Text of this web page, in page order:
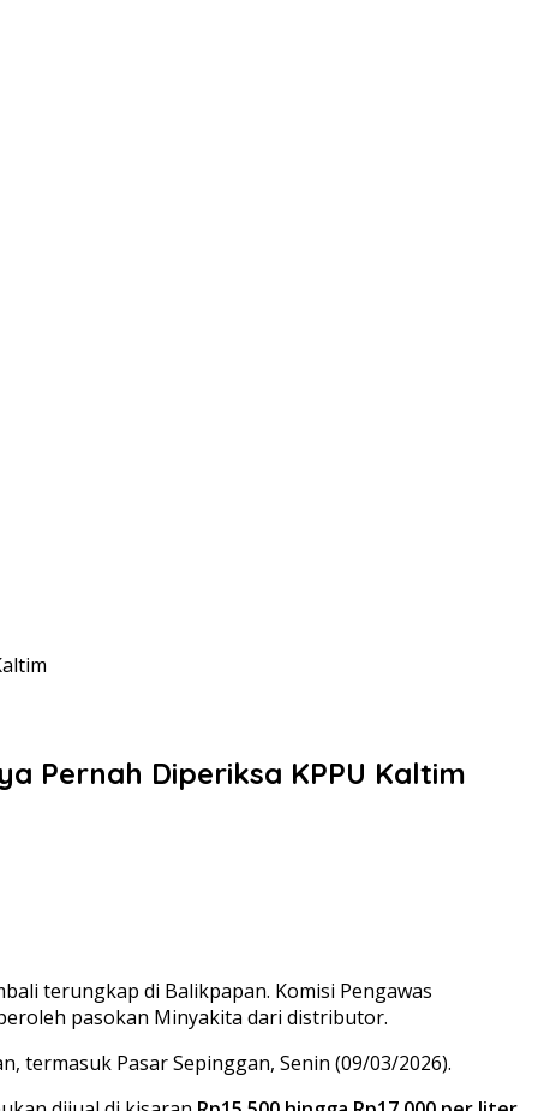
Pernah Diperiksa KPPU Kaltim
terungkap di Balikpapan. Komisi Pengawas
pasokan Minyakita dari distributor.
termasuk Pasar Sepinggan, Senin (09/03/2026).